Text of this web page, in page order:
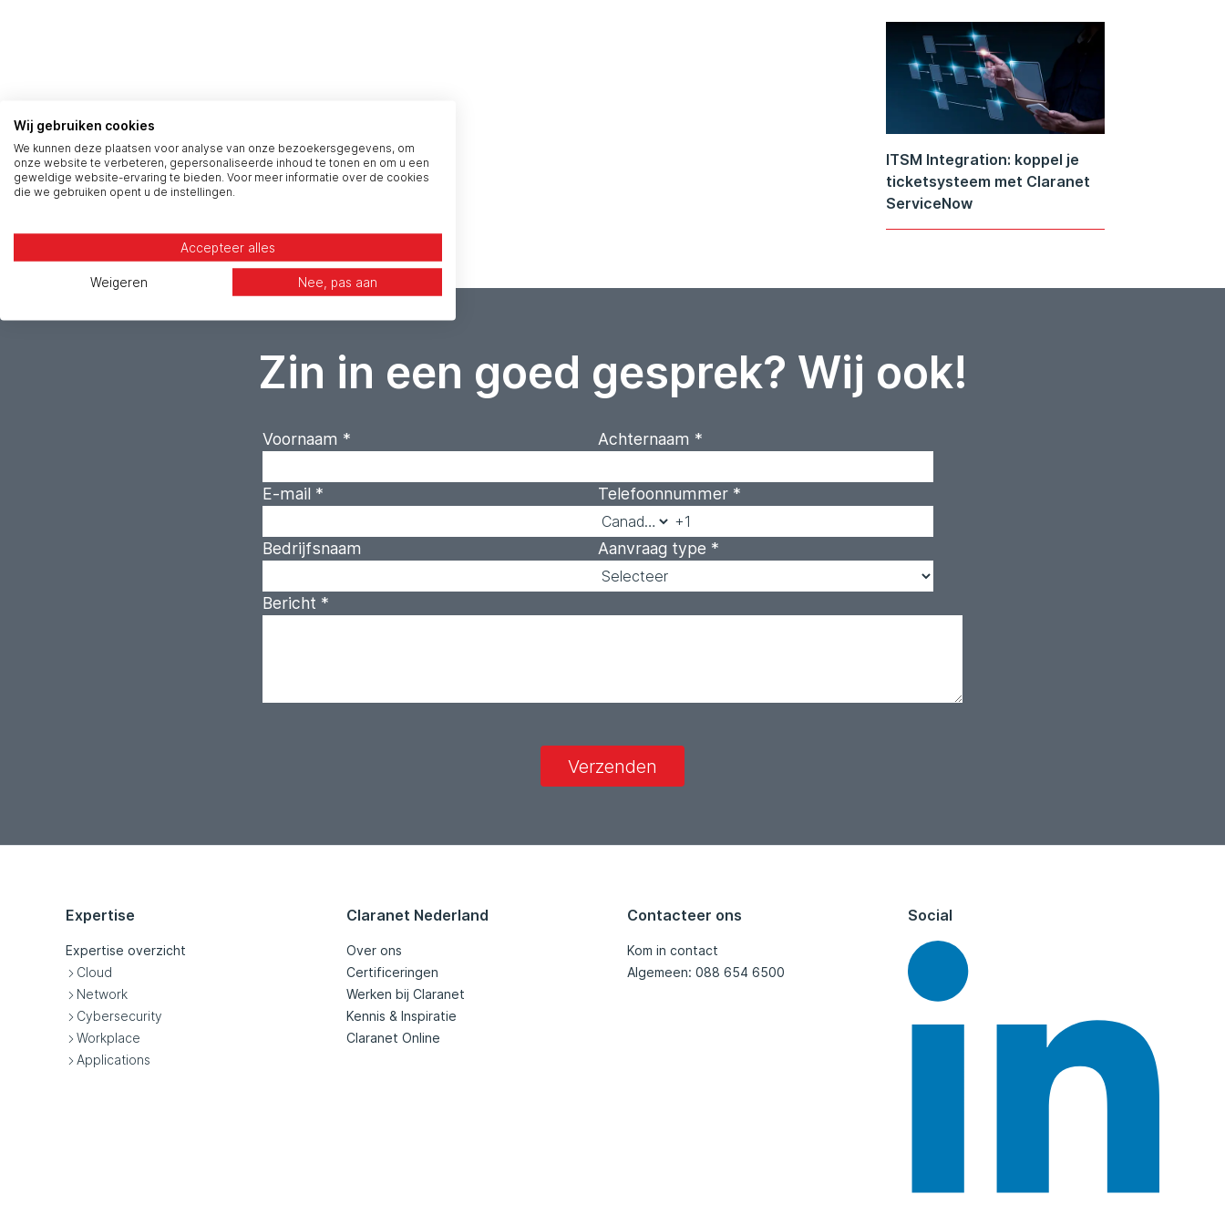
ITSM Integration: koppel je
ticketsysteem met Claranet
ServiceNow
Zin in een goed gesprek? Wij ook!
Voornaam * Achternaam *
E-mail * Telefoonnummer *
Bedrijfsnaam Aanvraag type *
Bericht *
Verzenden
Expertise
Expertise overzicht
Cloud
Network
Cybersecurity
Workplace
Applications
Claranet Nederland
Over ons
Certificeringen
Werken bij Claranet
Kennis & Inspiratie
Claranet Online
Contacteer ons
Kom in contact
Algemeen: 088 654 6500
Social
Wij gebruiken cookies
We kunnen deze plaatsen voor analyse van onze bezoekersgegevens, om
onze website te verbeteren, gepersonaliseerde inhoud te tonen en om u een
geweldige website-ervaring te bieden. Voor meer informatie over de cookies
die we gebruiken opent u de instellingen.
Accepteer alles
Weigeren Nee, pas aan